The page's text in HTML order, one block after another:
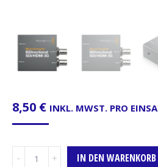
8,50 € INKL. MWST. PRO
IN DEN WARENKORB